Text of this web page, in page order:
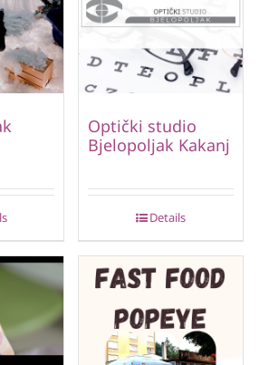
Optički studio
Bjelopoljak Kakanj
Details